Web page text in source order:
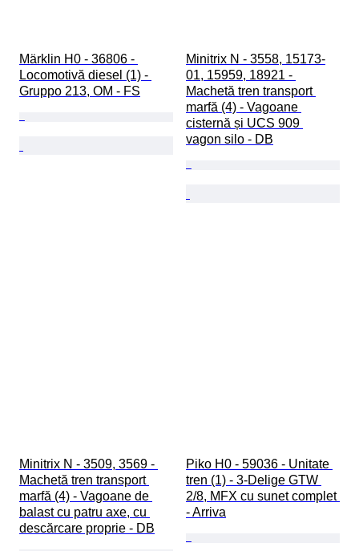
Märklin H0 - 36806 -
Locomotivă diesel (1) -
Gruppo 213, OM - FS
Minitrix N - 3558, 15173-
01, 15959, 18921 -
Machetă tren transport
marfă (4) - Vagoane
cisternă și UCS 909
vagon silo - DB
Minitrix N - 3509, 3569 -
Machetă tren transport
marfă (4) - Vagoane de
balast cu patru axe, cu
descărcare proprie - DB
Piko H0 - 59036 - Unitate
tren (1) - 3-Delige GTW
2/8, MFX cu sunet complet
- Arriva